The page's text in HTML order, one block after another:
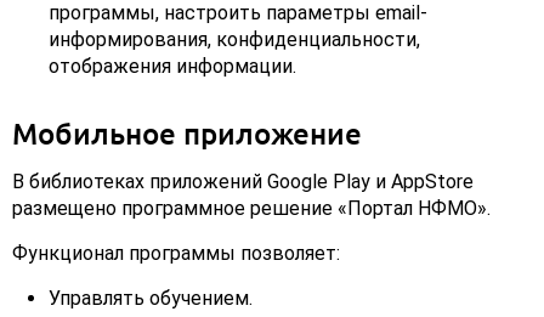
программы, настроить параметры email-
информирования, конфиденциальности,
отображения информации.
Мобильное приложение
В библиотеках приложений Google Play и AppStore
размещено программное решение «Портал НФМО».
Функционал программы позволяет:
Управлять обучением.